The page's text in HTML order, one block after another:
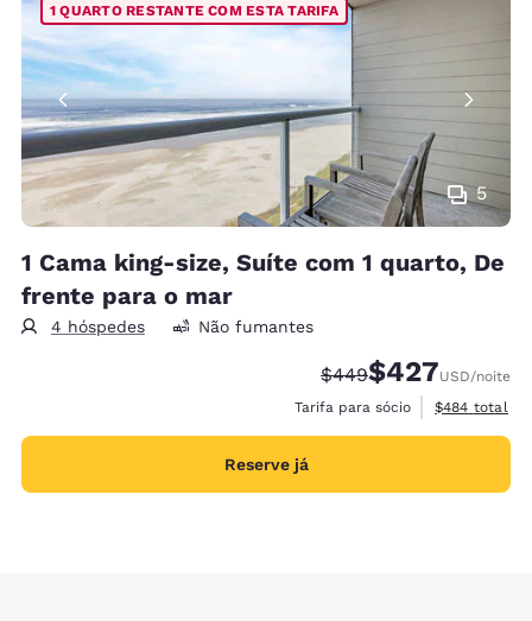
5
1 QUARTO RESTANTE COM ESTA TARIFA
1 Cama king-size, Suíte com 1 quarto, De
frente para o mar
4 hóspedes Não fumantes
Tarifa anterior
$449Tarifa com
$427USD/noite
Tarifa para sócio
Exibir
$484 total
Reserve já